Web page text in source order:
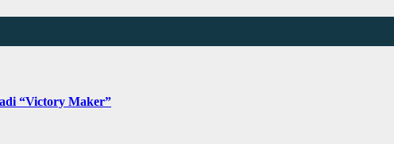
“Victory Maker”